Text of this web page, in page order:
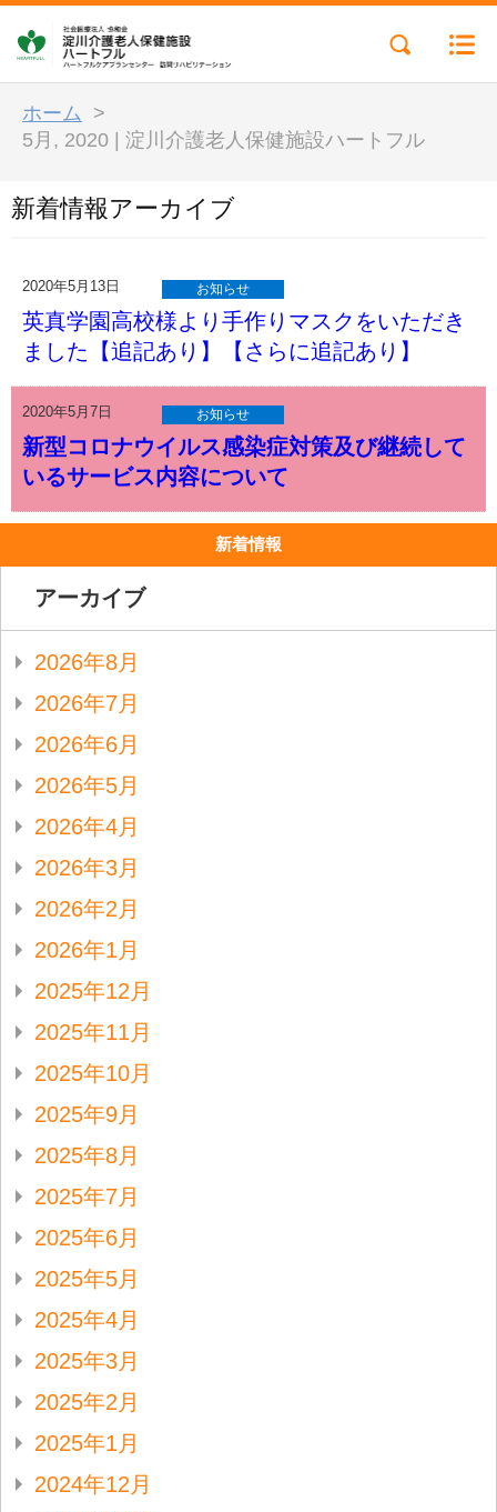
ホーム >
5月, 2020 | 淀川介護老人保健施設ハートフル
新着情報アーカイブ
2020年5月13日 お知らせ
英真学園高校様より手作りマスクをいただき
ました【追記あり】【さらに追記あり】
2020年5月7日 お知らせ
新型コロナウイルス感染症対策及び継続して
いるサービス内容について
新着情報
アーカイブ
2026年8月
2026年7月
2026年6月
2026年5月
2026年4月
2026年3月
2026年2月
2026年1月
2025年12月
2025年11月
2025年10月
2025年9月
2025年8月
2025年7月
2025年6月
2025年5月
2025年4月
2025年3月
2025年2月
2025年1月
2024年12月